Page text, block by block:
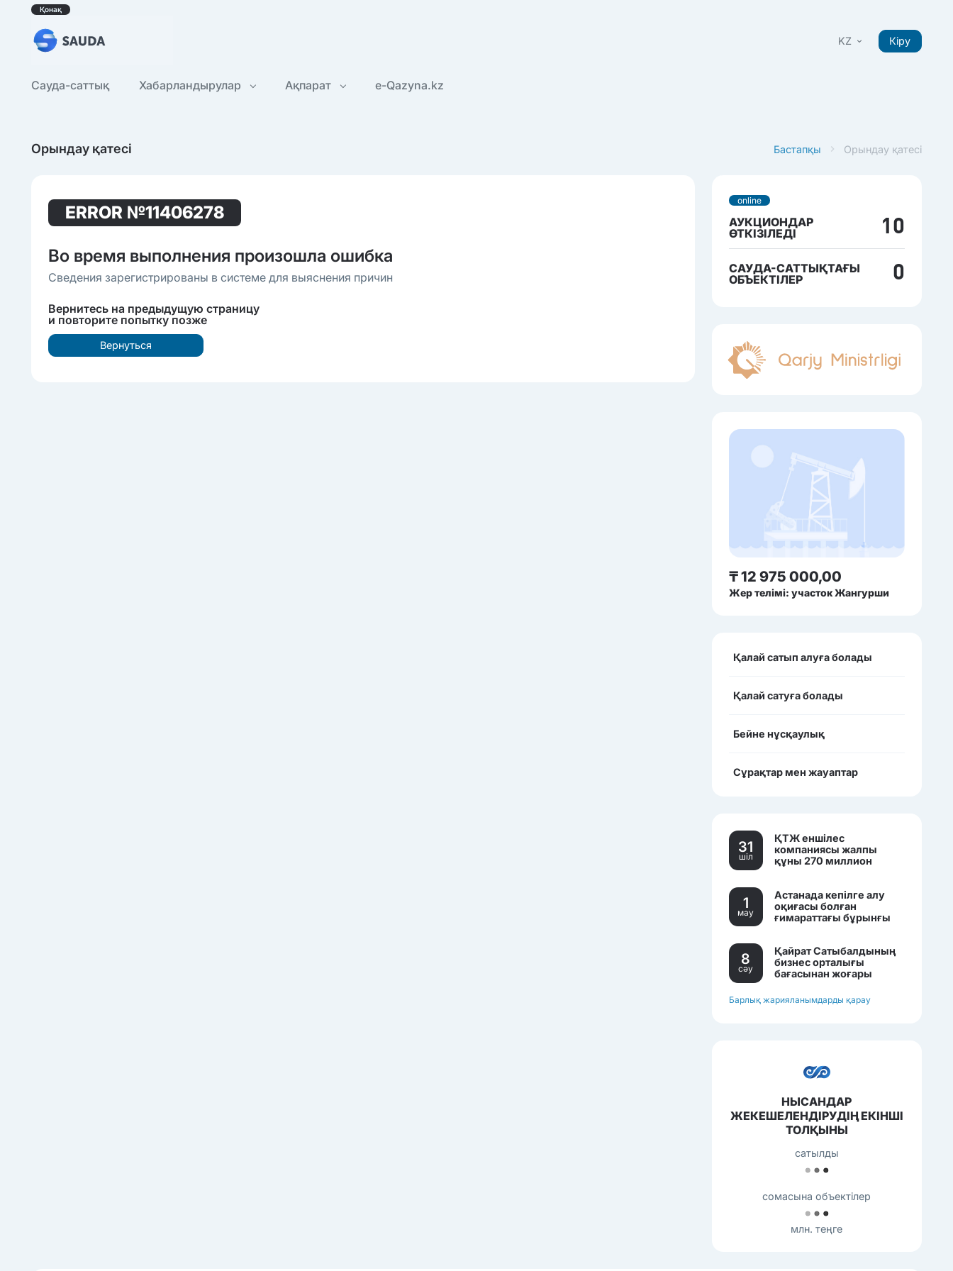
Қонақ
KZ Кіру
Сауда-саттық Хабарландырулар Ақпарат e-Qazyna.kz
Бастапқы Орындау қатесі
Орындау қатесі
ERROR №11406278
Во время выполнения произошла ошибка
Сведения зарегистрированы в системе для выяснения причин
Вернитесь на предыдущую страницу
и повторите попытку позже
Вернуться
online
АУКЦИОНДАР
ӨТКІЗІЛЕДІ
10
САУДА-САТТЫҚТАҒЫ
ОБЪЕКТІЛЕР
0
₸ 12 975 000,00
Жер телімі: участок Жангурши
Қалай сатып алуға болады
Қалай сатуға болады
Бейне нұсқаулық
Сұрақтар мен жауаптар
31
шiл
ҚТЖ еншілес
компаниясы жалпы
құны 270 миллион
қойды.
1
мау
Астанада кепілге алу
оқиғасы болған
ғимараттағы бұрынғы
8
сәу
Қайрат Сатыбалдының
бизнес орталығы
бағасынан жоғары
жатқан еді.
Барлық жарияланымдарды қарау
НЫСАНДАР
ЖЕКЕШЕЛЕНДІРУДІҢ ЕКІНШІ
ТОЛҚЫНЫ
сатылды
сомасына объектілер
млн. теңге